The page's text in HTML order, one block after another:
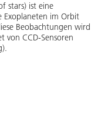
stars) ist eine
Exoplaneten im Orbit
Beobachtungen wird
von CCD-Sensoren